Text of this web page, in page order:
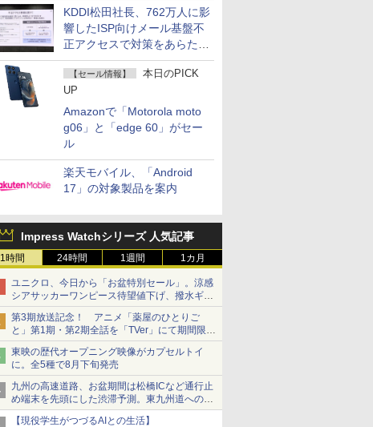
KDDI松田社長、762万人に影
響したISP向けメール基盤不
正アクセスで対策をあらため
て説明
【セール情報】
本日のPICK
UP
Amazonで「Motorola moto
g06」と「edge 60」がセー
ル
楽天モバイル、「Android
17」の対象製品を案内
Impress Watchシリーズ 人気記事
1時間 24時間 1週間 1カ月
ユニクロ、今日から「お盆特別セール」。涼感
シアサッカーワンピース待望値下げ、撥水ギア
ショーツは1990円に
第3期放送記念！ アニメ「薬屋のひとりご
と」第1期・第2期全話を「TVer」にて期間限定
で順次無料配信開始
東映の歴代オープニング映像がカプセルトイ
に。全5種で8月下旬発売
九州の高速道路、お盆期間は松橋ICなど通行止
め端末を先頭にした渋滞予測。東九州道への迂
回は料金調整を実施
【現役学生がつづるAIとの生活】